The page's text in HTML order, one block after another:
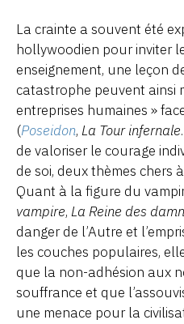
La crainte a souvent été
hollywoodien pour inviter
enseignement, une leçon
catastrophe peuvent ainsi
entreprises humaines »
(Poseidon, La Tour infernale
de valoriser le courage
de soi, deux thèmes chers
Quant à la figure du
vampire, La Reine des
danger de l’Autre et
les couches populaires,
que la non-adhésion aux
souffrance et que
une menace pour la